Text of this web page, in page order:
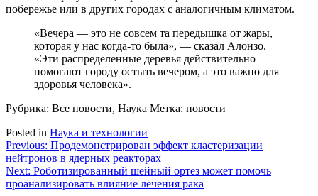
побережье или в других городах с аналогичным климатом.
«Вечера — это не совсем та передышка от жары,
которая у нас когда-то была», — сказал Алонзо.
«Эти распределенные деревья действительно
помогают городу остыть вечером, а это важно для
здоровья человека».
Рубрика: Все новости, Наука Метка: новости
Posted in Наука и технологии
Навигация
по
записям
Previous: Продемонстрирован эффект кластеризации
нейтронов в ядерных реакторах
Next: Роботизированный шейный ортез может помочь
проанализировать влияние лечения рака